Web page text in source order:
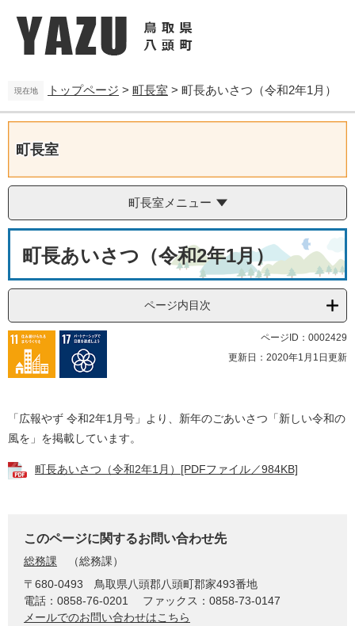
す
し
文
へ
現在地 トップページ > 町長室 > 町長あいさつ（令和2年1月）
町長室
町長室メニュー
町長あいさつ（令和2年1月）
ページ内目次
ページID：0002429
更新日：2020年1月1日更新
「広報やず 令和2年1月号」より、新年のごあいさつ「新しい令和の
風を」を掲載しています。
町長あいさつ（令和2年1月）[PDFファイル／984KB]
このページに関するお問い合わせ先
総務課
総務課
〒680-0493
鳥取県八頭郡八頭町郡家493番地
電話：0858-76-0201
ファックス：0858-73-0147
メールでのお問い合わせはこちら